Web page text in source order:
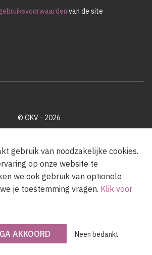
van de site
© OKV - 2026
van de Vlaamse Gemeenschap
gebruik van noodzakelijke cookies.
op onze website te
we ook gebruik van optionele
je toestemming vragen. Klik voor
AKKOORD Neen bedankt